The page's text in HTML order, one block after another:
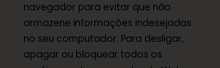
navegador para evitar que não
armazene informações indesejadas
no seu computador. Para desligar,
apagar ou bloquear todos os